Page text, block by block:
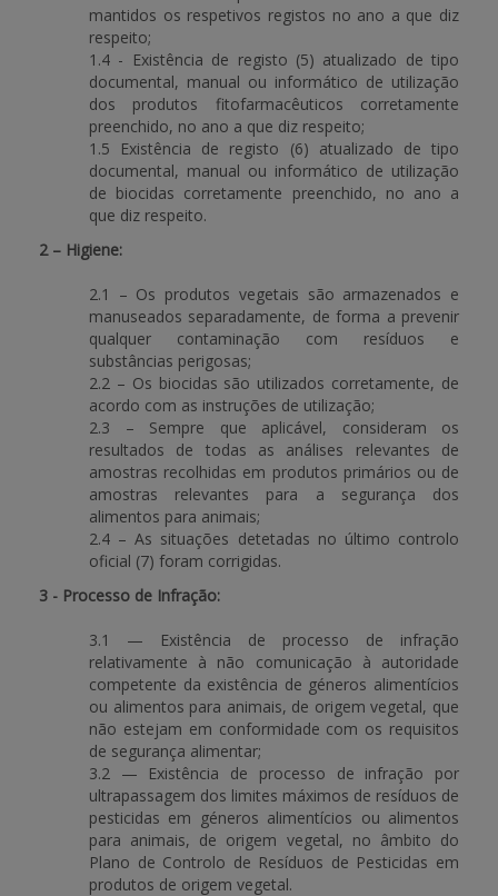
mantidos os respetivos registos no ano a que diz
respeito;
1.4 - Existência de registo (5) atualizado de tipo
documental, manual ou informático de utilização
dos produtos fitofarmacêuticos corretamente
preenchido, no ano a que diz respeito;
1.5 Existência de registo (6) atualizado de tipo
documental, manual ou informático de utilização
de biocidas corretamente preenchido, no ano a
que diz respeito.
2 – Higiene:
2.1 – Os produtos vegetais são armazenados e
manuseados separadamente, de forma a prevenir
qualquer contaminação com resíduos e
substâncias perigosas;
2.2 – Os biocidas são utilizados corretamente, de
acordo com as instruções de utilização;
2.3 – Sempre que aplicável, consideram os
resultados de todas as análises relevantes de
amostras recolhidas em produtos primários ou de
amostras relevantes para a segurança dos
alimentos para animais;
2.4 – As situações detetadas no último controlo
oficial (7) foram corrigidas.
3 - Processo de Infração:
3.1 — Existência de processo de infração
relativamente à não comunicação à autoridade
competente da existência de géneros alimentícios
ou alimentos para animais, de origem vegetal, que
não estejam em conformidade com os requisitos
de segurança alimentar;
3.2 — Existência de processo de infração por
ultrapassagem dos limites máximos de resíduos de
pesticidas em géneros alimentícios ou alimentos
para animais, de origem vegetal, no âmbito do
Plano de Controlo de Resíduos de Pesticidas em
produtos de origem vegetal.